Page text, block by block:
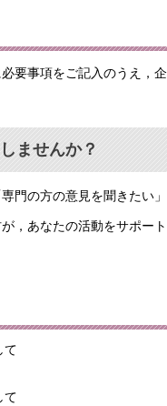
要事項をご記入のうえ，
ませんか？
門の方の意見を聞きたい」
，あなたの活動をサポート
て
て